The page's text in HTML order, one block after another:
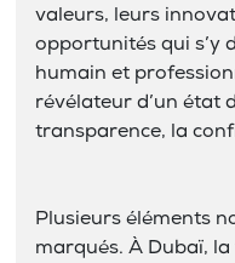
valeurs, leurs
opportunités qui s’y
humain et
révélateur d’un état
transparence, la
Plusieurs éléments
marqués. À Dubaï,